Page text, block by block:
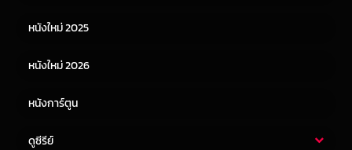
หนังจีน
หนังใหม่ 2025
หนังใหม่ 2026
หนังการ์ตูน
ดูซีรีย์